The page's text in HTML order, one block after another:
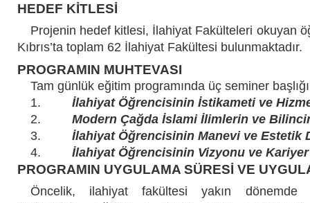
HEDEF KİTLESİ
Projenin hedef kitlesi, İlahiyat Fakülteleri okuyan
Kıbrıs’ta toplam 62 İlahiyat Fakültesi bulunmaktadır.
PROGRAMIN MUHTEVASI
Tam günlük eğitim programında üç seminer
1.
İlahiyat Öğrencisinin İstikameti ve
2.
Modern Çağda İslami İlimlerin ve
3.
İlahiyat Öğrencisinin Manevi ve Estetik
4.
İlahiyat Öğrencisinin Vizyonu ve
PROGRAMIN UYGULAMA SÜRESİ VE
Öncelik, ilahiyat fakültesi yakın dönemde